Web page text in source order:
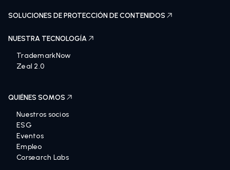
SOLUCIONES DE PROTECCIÓN DE CONTENIDOS
NUESTRA TECNOLOGÍA
TrademarkNow
Zeal 2.0
QUIÉNES SOMOS
Nuestros socios
ESG
Eventos
Empleo
Corsearch Labs